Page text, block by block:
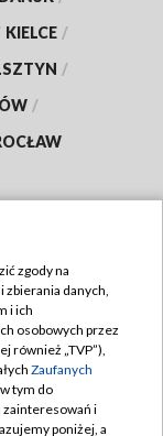
KIELCE /
/
/
zgody na
zbierania danych,
i ich
osobowych przez
również „TVP”),
Zaufanych
tym do
zainteresowań i
poniżej, a